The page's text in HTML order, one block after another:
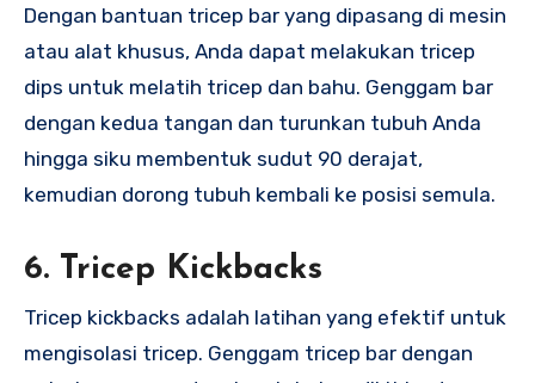
Dengan bantuan tricep bar yang dipasang di mesin
atau alat khusus, Anda dapat melakukan tricep
dips untuk melatih tricep dan bahu. Genggam bar
dengan kedua tangan dan turunkan tubuh Anda
hingga siku membentuk sudut 90 derajat,
kemudian dorong tubuh kembali ke posisi semula.
6. Tricep Kickbacks
Tricep kickbacks adalah latihan yang efektif untuk
mengisolasi tricep. Genggam tricep bar dengan